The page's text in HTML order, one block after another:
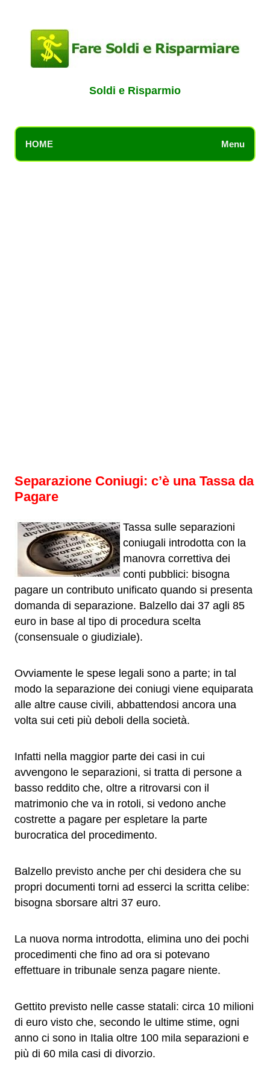
Soldi e Risparmio
HOME Menu
Separazione Coniugi: c’è una Tassa da
Pagare
Tassa sulle separazioni
coniugali introdotta con la
manovra correttiva dei
conti pubblici: bisogna
pagare un contributo unificato quando si presenta
domanda di separazione. Balzello dai 37 agli 85
euro in base al tipo di procedura scelta
(consensuale o giudiziale).
Ovviamente le spese legali sono a parte; in tal
modo la separazione dei coniugi viene equiparata
alle altre cause civili, abbattendosi ancora una
volta sui ceti più deboli della società.
Infatti nella maggior parte dei casi in cui
avvengono le separazioni, si tratta di persone a
basso reddito che, oltre a ritrovarsi con il
matrimonio che va in rotoli, si vedono anche
costrette a pagare per espletare la parte
burocratica del procedimento.
Balzello previsto anche per chi desidera che su
propri documenti torni ad esserci la scritta celibe:
bisogna sborsare altri 37 euro.
La nuova norma introdotta, elimina uno dei pochi
procedimenti che fino ad ora si potevano
effettuare in tribunale senza pagare niente.
Gettito previsto nelle casse statali: circa 10 milioni
di euro visto che, secondo le ultime stime, ogni
anno ci sono in Italia oltre 100 mila separazioni e
più di 60 mila casi di divorzio.